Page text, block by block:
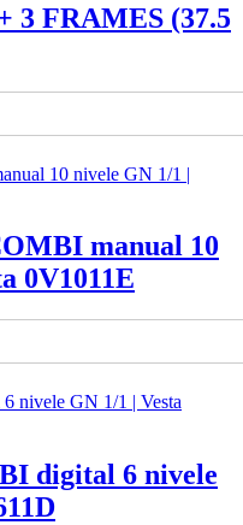
3 FRAMES (37.5
manual 10
0V1011E
digital 6 nivele